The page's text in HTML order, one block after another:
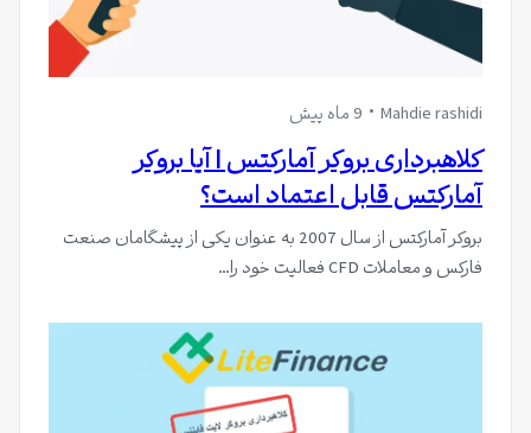
Mahdie rashidi 9 ماه پیش
کلاهبرداری بروکر آمارکتس | آیا بروکر
آمارکتس قابل اعتماد است؟
بروکر آمارکتس از سال 2007 به عنوان یکی از پیشگامان صنعت
فارکس و معاملات CFD فعالیت خود را…